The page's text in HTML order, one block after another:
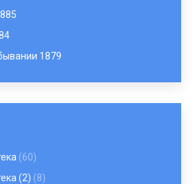
1879
(60)
(2) (8)